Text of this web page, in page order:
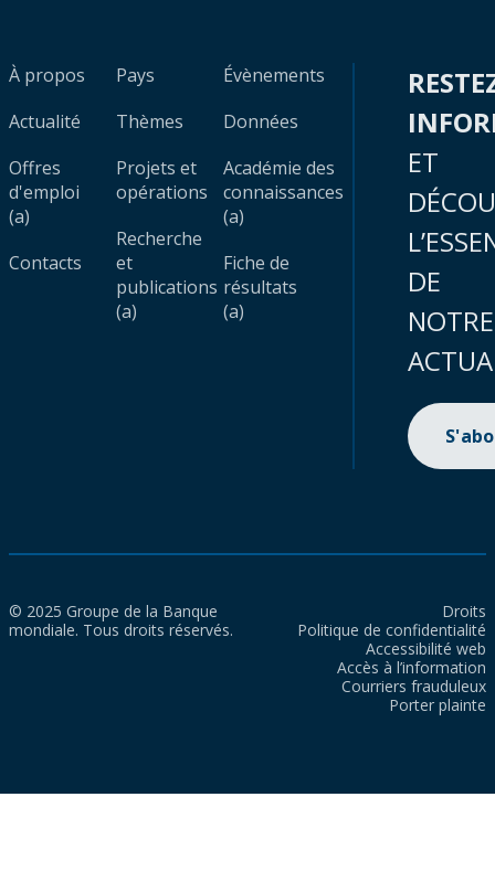
À propos
Actualité
Offres
d'emploi
(a)
Contacts
Pays
Thèmes
Projets et
opérations
Recherche
et
publications
(a)
Évènements
Données
Académie des
connaissances
(a)
Fiche de
résultats
(a)
ET
DE
NOTRE
© 2025 Groupe de la Banque
mondiale. Tous droits réservés.
Droits
Politique de confidentialité
Accessibilité web
Accès à l’information
Courriers frauduleux
Porter plainte